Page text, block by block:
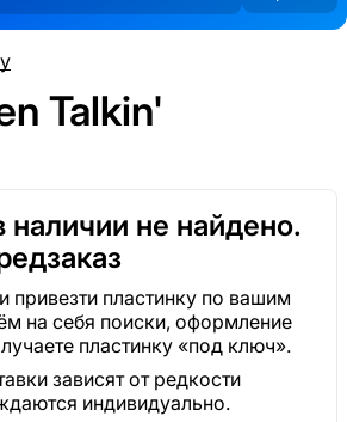
Talkin'
наличии не найдено.
пластинку по вашим
на себя поиски, оформление
пластинку «под ключ».
зависят от редкости
индивидуально.